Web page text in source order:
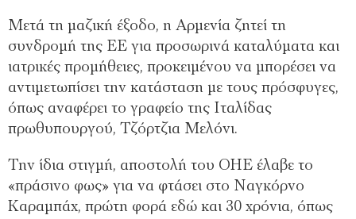
Μετά τη μαζική έξοδο, η Αρμενία ζητεί τη
συνδρομή της ΕΕ για προσωρινά καταλύματα και
ιατρικές προμήθειες, προκειμένου να μπορέσει να
αντιμετωπίσει την κατάσταση με τους πρόσφυγες,
όπως αναφέρει το γραφείο της Ιταλίδας
πρωθυπουργού, Τζόρτζια Μελόνι.
Την ίδια στιγμή, αποστολή του ΟΗΕ έλαβε το
«πράσινο φως» για να φτάσει στο Ναγκόρνο
Καραμπάχ, πρώτη φορά εδώ και 30 χρόνια, όπως